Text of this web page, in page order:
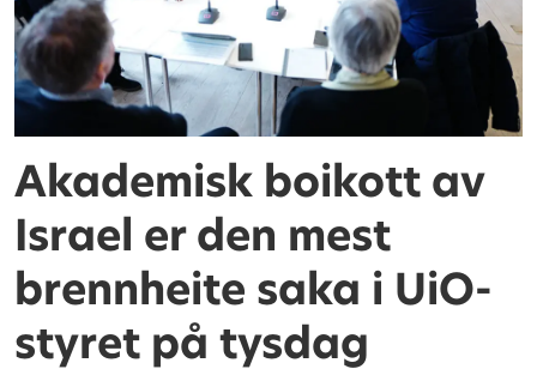
Akademisk boikott av
Israel er den mest
brennheite saka i UiO-
styret på tysdag